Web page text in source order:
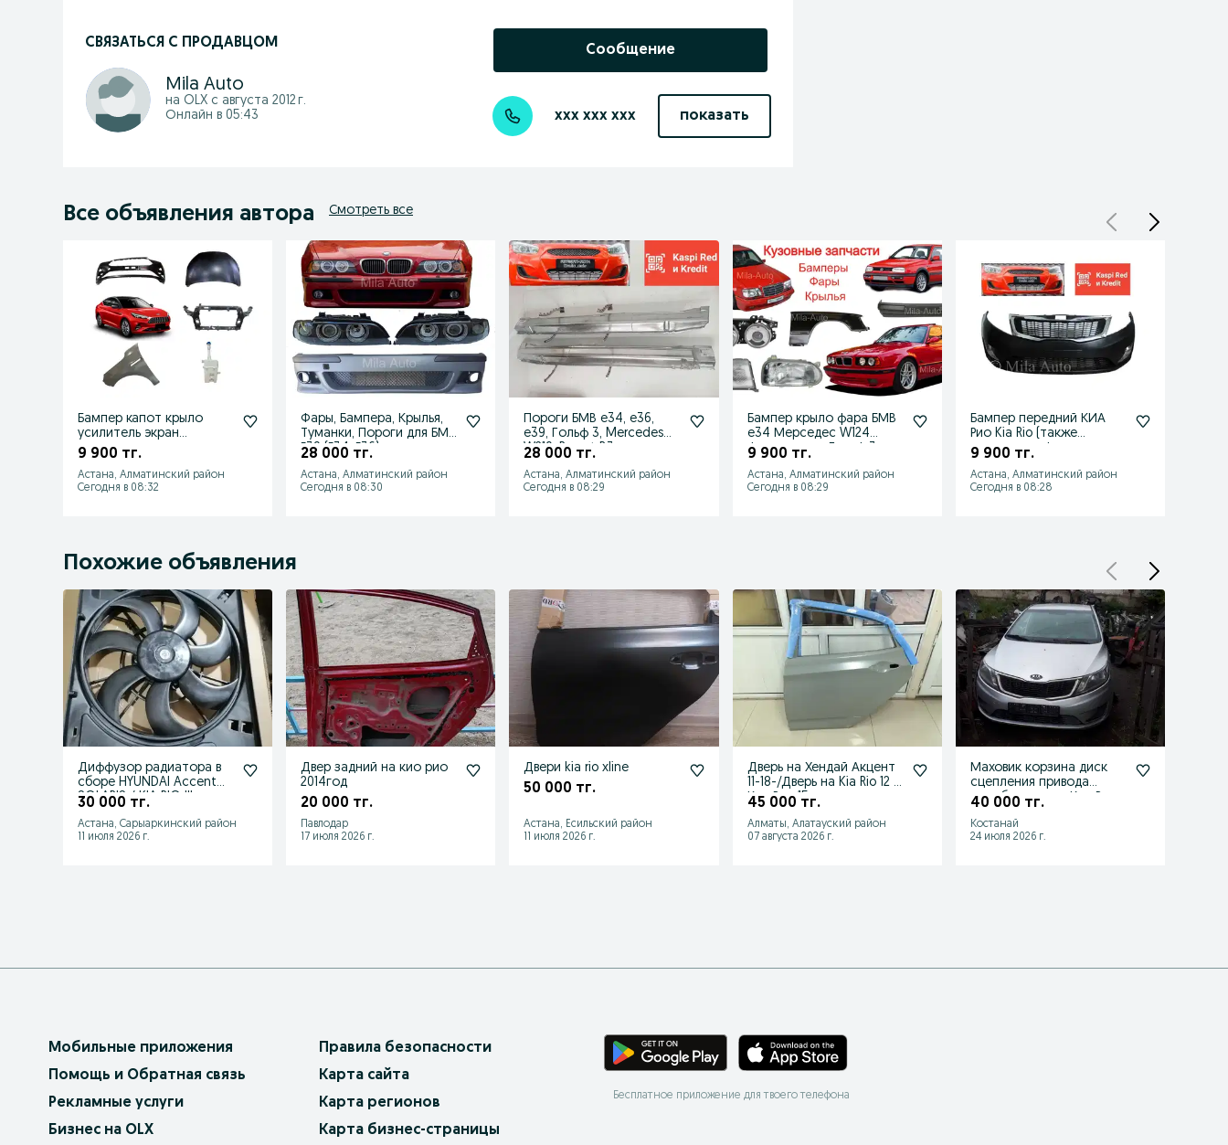
СВЯЗАТЬСЯ С ПРОДАВЦОМ
Mila Auto
на OLX с августа 2012 г.
Онлайн в 05:43
Сообщение
xxx xxx xxx показать
Все объявления автора Смотреть все
Бампер капот крыло
усилитель экран
телевизор крепление
9 900 тг.
Астана, Алматинский район
Сегодня в 08:32
Фары, Бампера, Крылья,
Туманки, Пороги для БМВ
Е39 (Е34, Е36)
28 000 тг.
Астана, Алматинский район
Сегодня в 08:30
Пороги БМВ е34, е36,
е39, Гольф 3, Mercedes
W210, Passat B3
28 000 тг.
Астана, Алматинский район
Сегодня в 08:29
Бампер крыло фара БМВ
е34 Мерседес W124
Фольксваген Гольф 3.
9 900 тг.
Астана, Алматинский район
Сегодня в 08:29
Бампер передний КИА
Рио Kia Rio (также
подкрылок, фара,
9 900 тг.
Астана, Алматинский район
Сегодня в 08:28
Похожие объявления
Диффузор радиатора в
сборе HYUNDAI Accent
SOLARIS / KIA RIO III
30 000 тг.
Астана, Сарыаркинский район
11 июля 2026 г.
Двер задний на кио рио
2014год
20 000 тг.
Павлодар
17 июля 2026 г.
Двери kia rio xline
50 000 тг.
Астана, Есильский район
11 июля 2026 г.
Дверь на Хендай Акцент
11-18-/Дверь на Kia Rio 12 /
Киа Рио 15
45 000 тг.
Алматы, Алатауский район
07 августа 2026 г.
Маховик корзина диск
сцепления привода
коробка кулиса Киа Рио
40 000 тг.
Костанай
24 июля 2026 г.
Мобильные приложения
Помощь и Обратная связь
Рекламные услуги
Бизнес на OLX
Правила безопасности
Карта сайта
Карта регионов
Карта бизнес-страницы
Бесплатное приложение для твоего телефона